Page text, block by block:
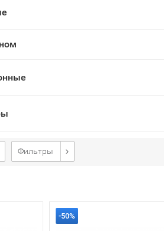
Фильтры
-50%